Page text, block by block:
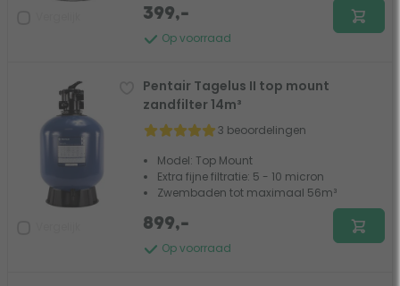
Op voorraad
399,-
Pentair Tagelus II top mount
zandfilter 14m³
3 beoordelingen
Model: Top Mount
Extra fijne filtratie: 5 - 10 micron
Zwembaden tot maximaal 56m³
Op voorraad
899,-